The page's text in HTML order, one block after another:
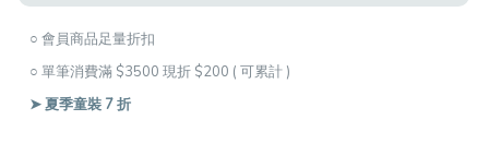
○ 會員商品足量折扣
○ 單筆消費滿 $3500 現折 $200 ( 可累計 )
➤ 夏季童裝 7 折